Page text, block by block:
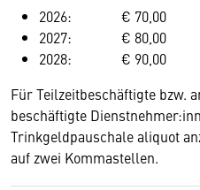
2026: € 70,00
2027: € 80,00
2028: € 90,00
Für Teilzeitbeschäftigte bzw.
beschäftigte
Trinkgeldpauschale aliquot
auf zwei Kommastellen.